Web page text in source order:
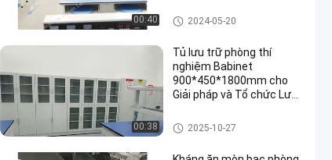
00:40 Chemistry Lab Furniture
2024-05-20
00:38
Tủ lưu trữ phòng thí
nghiệm Babinet
900*450*1800mm cho
Giải pháp và Tổ chức Lưu
Acid Storage Cabinet
2025-10-27